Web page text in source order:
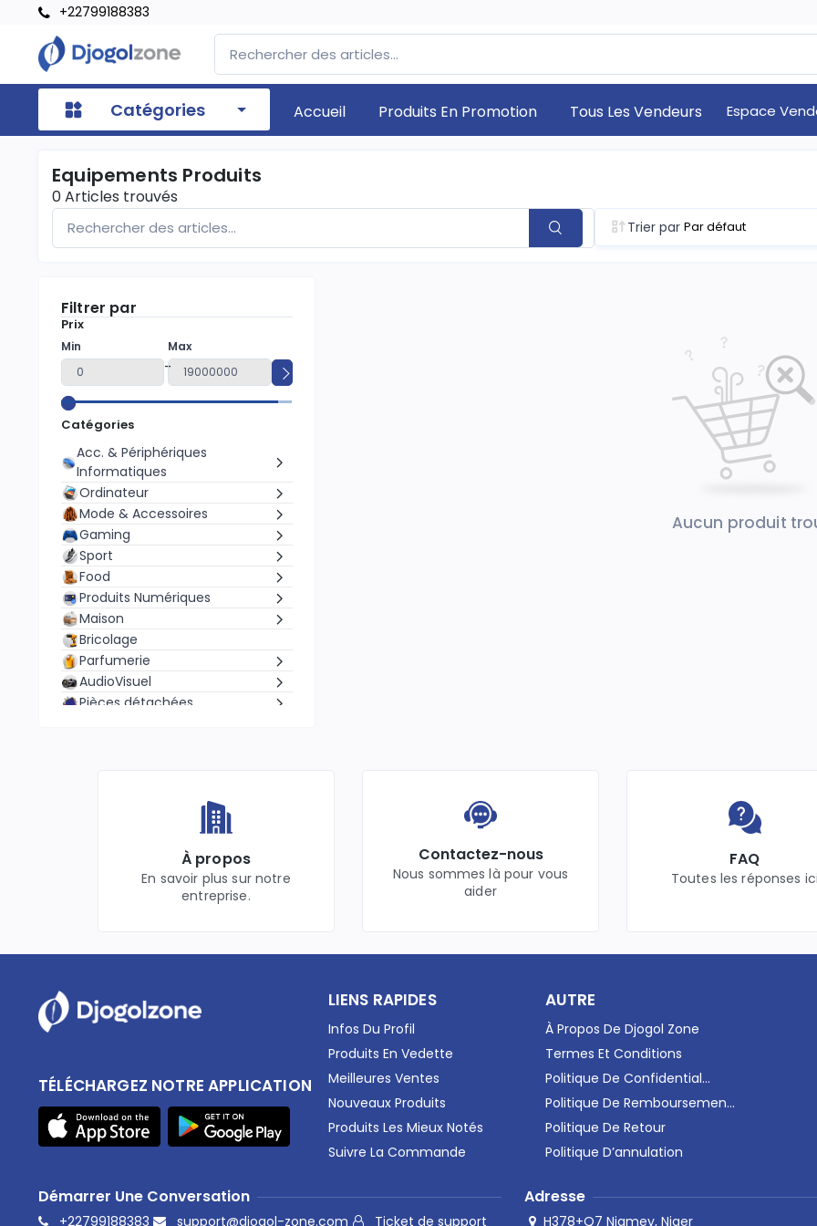
+22799188383
Catégories Accueil Produits En Promotion Tous Les Vendeurs Espace
Equipements Produits
0Articles trouvés
Trier par
Filtrer par
Prix
Min
-
Max
Catégories
Acc. & Périphériques
Informatiques
Ordinateur
Mode & Accessoires
Gaming
Sport
Food
Produits Numériques
Maison
Bricolage
Parfumerie
AudioVisuel
Pièces détachées
Cadeaux
Energie & Electricité
Musculation
Voitures
Aucun produit
À propos
En savoir plus sur notre
entreprise.
Contactez-nous
Nous sommes là pour vous
aider
FAQ
Toutes les réponses
TÉLÉCHARGEZ NOTRE APPLICATION
LIENS RAPIDES
Infos Du Profil
Produits En Vedette
Meilleures Ventes
Nouveaux Produits
Produits Les Mieux Notés
Suivre La Commande
AUTRE
À Propos De Djogol Zone
Termes Et Conditions
Politique De Confidential...
Politique De Remboursemen...
Politique De Retour
Politique D’annulation
Démarrer Une Conversation
+22799188383 support@djogol-zone.com Ticket de support
Adresse
H378+Q7 Niamey, Niger